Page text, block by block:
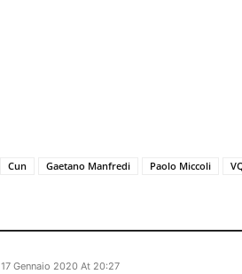
Cun Gaetano Manfredi Paolo Miccoli
17 Gennaio 2020 At 20:27